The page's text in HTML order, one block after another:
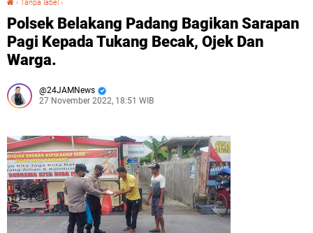
› Tanpa label ›
Polsek Belakang Padang Bagikan Sarapan
Pagi Kepada Tukang Becak, Ojek Dan
Warga.
24JAMNews
27 November 2022, 18:51 WIB